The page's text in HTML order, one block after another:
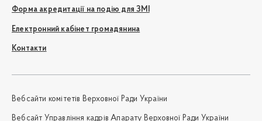
Форма акредитації на подію для ЗМІ
Електронний кабінет громадянина
Контакти
Вебсайти комітетів Верховної Ради України
Вебсайт Управління кадрів Апарату Верховної Ради України